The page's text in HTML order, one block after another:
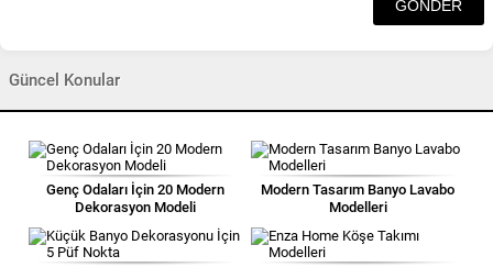
Güncel Konular
Genç Odaları İçin 20 Modern
Dekorasyon Modeli
Modern Tasarım Banyo Lavabo
Modelleri